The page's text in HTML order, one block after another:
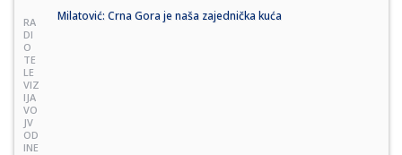
RA
DI
O
TE
LE
VIZ
IJA
VO
JV
OD
INE
Milatović: Crna Gora je naša zajednička kuća